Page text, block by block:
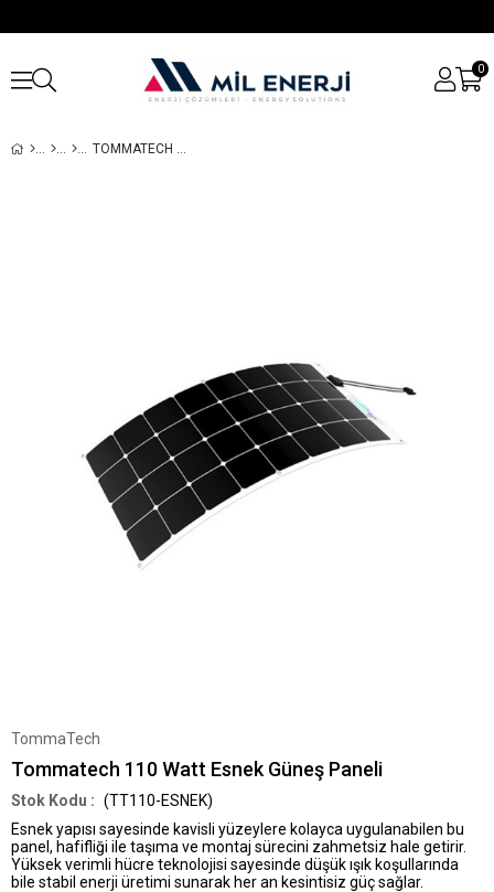
0
TOMMATECH 110 WATT ESNEK GÜNEŞ PANELI
TommaTech
Tommatech 110 Watt Esnek Güneş Paneli
(TT110-ESNEK)
Esnek yapısı sayesinde kavisli yüzeylere kolayca uygulanabilen bu
panel, hafifliği ile taşıma ve montaj sürecini zahmetsiz hale getirir.
Yüksek verimli hücre teknolojisi sayesinde düşük ışık koşullarında
bile stabil enerji üretimi sunarak her an kesintisiz güç sağlar.